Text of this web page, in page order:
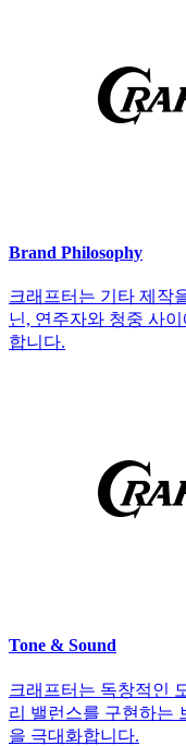
Brand Philosophy
크래프터는 기타 제작
닌, 연주자와 청중 사
합니다.
Tone & Sound
크래프터는 독창적인
리 밸런스를 구현하는
을 극대화합니다.